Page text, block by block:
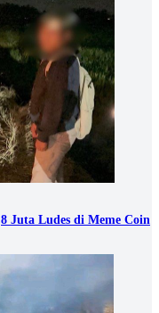
Juta Ludes di Meme Coin